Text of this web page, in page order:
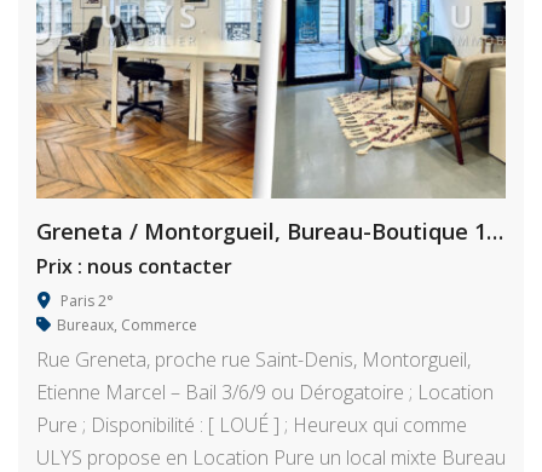
Greneta / Montorgueil, Bureau-Boutique 160 m²
Prix : nous contacter
Paris 2°
Bureaux, Commerce
Rue Greneta, proche rue Saint-Denis, Montorgueil,
Etienne Marcel – Bail 3/6/9 ou Dérogatoire ; Location
Pure ; Disponibilité : [ LOUÉ ] ; Heureux qui comme
ULYS propose en Location Pure un local mixte Bureau